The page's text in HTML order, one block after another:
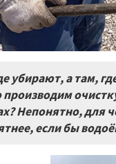
убирают, а там,
Непонятно, для
если бы